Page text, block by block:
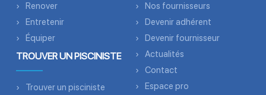
Renover
Entretenir
Équiper
TROUVER UN PISCINISTE
Trouver un pisciniste
Nos fournisseurs
Devenir adhérent
Devenir fournisseur
Actualités
Contact
Espace pro